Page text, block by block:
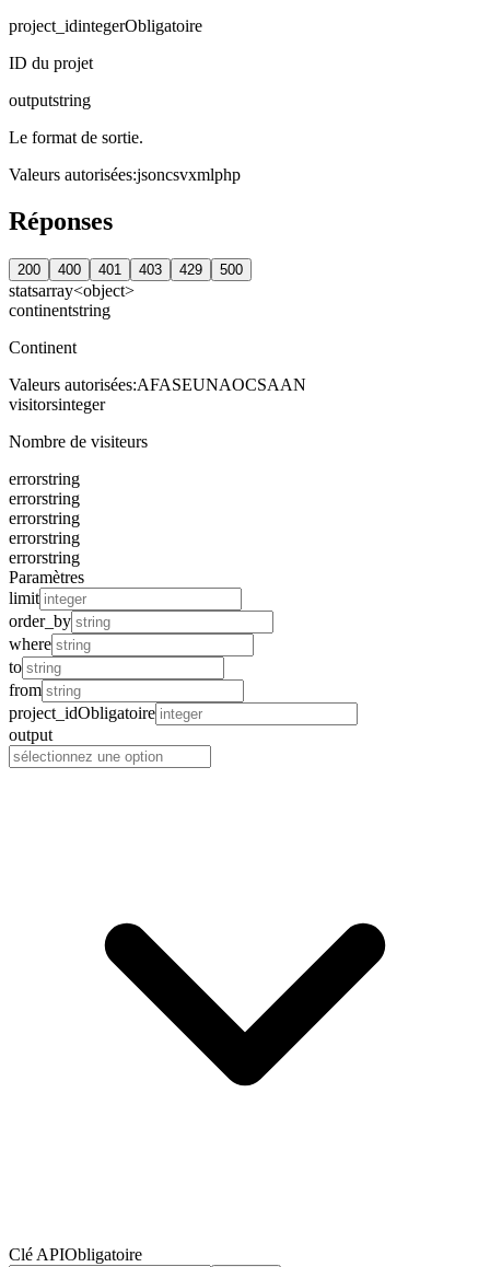
project_idintegerObligatoire
ID du projet
outputstring
Le format de sortie.
Valeurs autorisées:jsoncsvxmlphp
Réponses
200 400 401 403 429 500
statsarray<object>
continentstring
Continent
Valeurs autorisées:AFASEUNAOCSAAN
visitorsinteger
Nombre de visiteurs
errorstring
errorstring
errorstring
errorstring
errorstring
Paramètres
limit
order_by
where
to
from
project_idObligatoire
output
Clé APIObligatoire